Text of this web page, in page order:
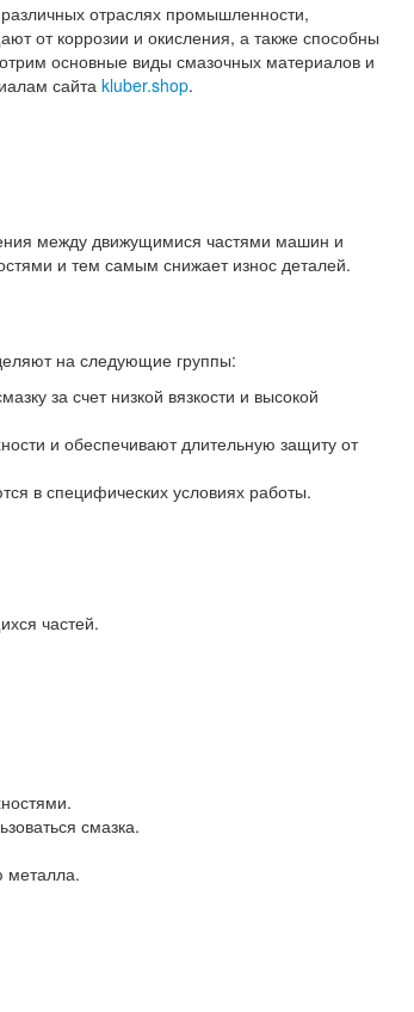
отраслях промышленности,
от коррозии и окисления, а также способны
основные виды смазочных материалов и
сайтаkluber.shop.
между движущимися частями машин и
и тем самым снижает износ деталей.
на следующие группы:
за счет низкой вязкости и высокой
и обеспечивают длительную защиту от
в специфических условиях работы.
частей.
смазка.
металла.